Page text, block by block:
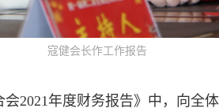
寇健会长作工作报告
2021年度财务报告》中，向全